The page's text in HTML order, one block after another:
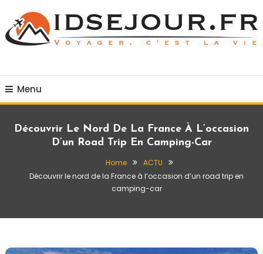
Content
Menu
Découvrir Le Nord De La France À L’occasion
D’un Road Trip En Camping-Car
Home
ACTU
Découvrir le nord de la France à l’occasion d’un road trip en
camping-car